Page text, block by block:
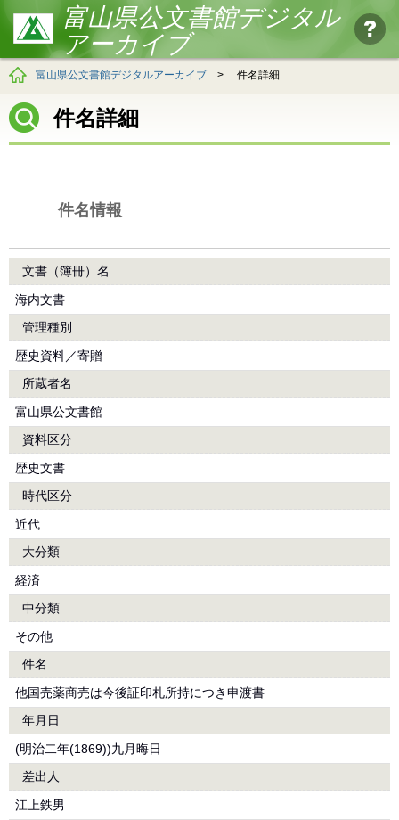
富山県公文書館デジタル
アーカイブ
富山県公文書館デジタルアーカイブ > 件名詳細
件名詳細
件名情報
文書（簿冊）名
海内文書
管理種別
歴史資料／寄贈
所蔵者名
富山県公文書館
資料区分
歴史文書
時代区分
近代
大分類
経済
中分類
その他
件名
他国売薬商売は今後証印札所持につき申渡書
年月日
(明治二年(1869))九月晦日
差出人
江上鉄男